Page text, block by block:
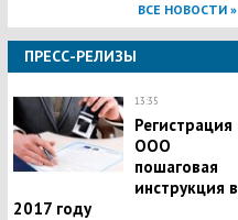
ВСЕ НОВОСТИ »
ПРЕСС-РЕЛИЗЫ
13:35
Регистрация
ООО
пошаговая
инструкция в
2017 году